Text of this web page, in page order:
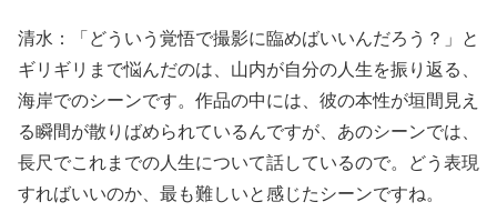
清水：「どういう覚悟で撮影に臨めばいいんだろう？」と
ギリギリまで悩んだのは、山内が自分の人生を振り返る、
海岸でのシーンです。作品の中には、彼の本性が垣間見え
る瞬間が散りばめられているんですが、あのシーンでは、
長尺でこれまでの人生について話しているので。どう表現
すればいいのか、最も難しいと感じたシーンですね。